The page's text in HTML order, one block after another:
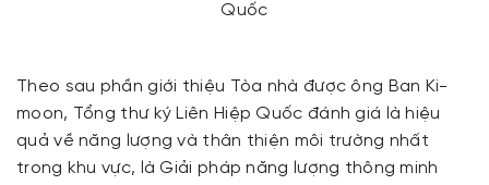
Quốc
Theo sau phần giới thiệu Tòa nhà được ông Ban Ki-
moon, Tổng thư ký Liên Hiệp Quốc đánh giá là hiệu
quả về năng lượng và thân thiện môi trường nhất
trong khu vực, là Giải pháp năng lượng thông minh